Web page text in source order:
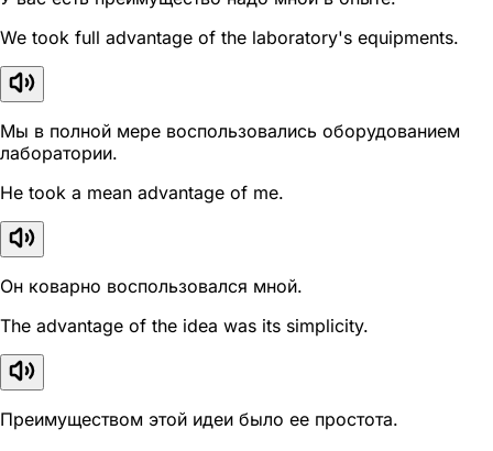
We took full advantage of the laboratory's equipments.
Мы в полной мере воспользовались оборудованием
лаборатории.
He took a mean advantage of me.
Он коварно воспользовался мной.
The advantage of the idea was its simplicity.
Преимуществом этой идеи было ее простота.